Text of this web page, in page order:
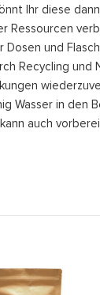
Ihr diese
Ressourcen
und
Recycling und
Wasser in den
auch